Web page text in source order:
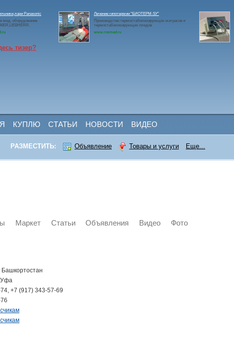
Panasonic
мед. оборудование
Лечение гипотермии "БИОТЕРМ-5У"
Производство термостабилизирующих матрасов и
термостабилизирующих пледов
www.rosmed.ru
тизер?
КУПЛЮ СТАТЬИ НОВОСТИ ВИДЕО
РАЗМЕСТИТЬ: Объявление Товары и услуги Еще...
Маркет Статьи Объявления Видео Фото
Башкортостан
Уфа
+7 (917) 343-57-69